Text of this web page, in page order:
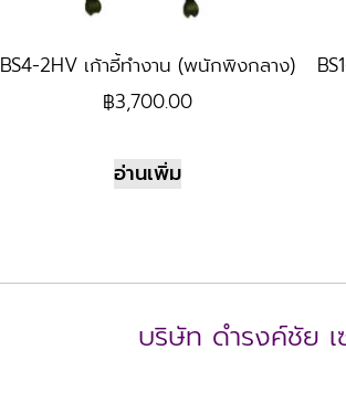
BS4-2HV เก้าอี้ทำงาน (พนักพิงกลาง)
฿3,700.00
อ่านเพิ่ม
บริษัท ดำรงค์ชัย